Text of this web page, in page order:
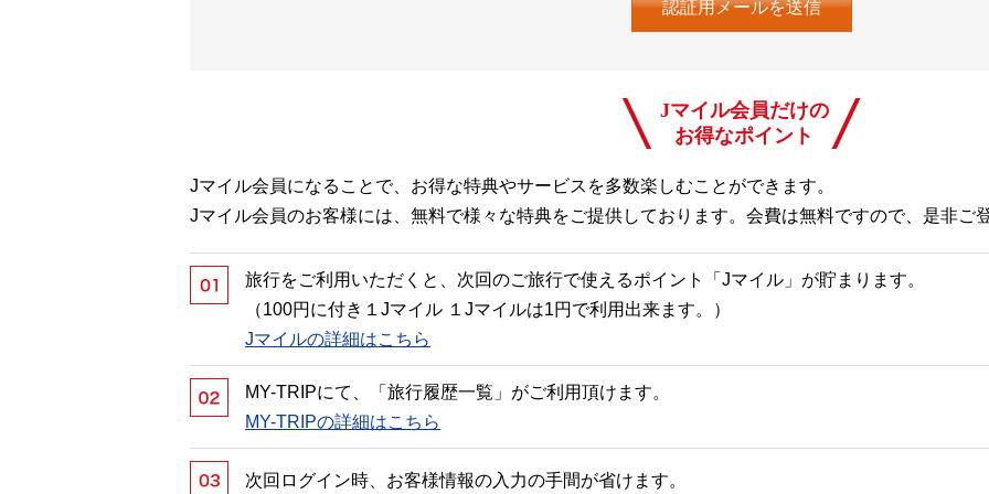
Jマイル会員だけの
お得なポイント
Jマイル会員になることで、お得な特典やサービスを多数楽しむことができます。
Jマイル会員のお客様には、無料で様々な特典をご提供しております。会費は無料ですので、是非ご
旅行をご利用いただくと、次回のご旅行で使えるポイント「Jマイル」が貯まります。
（100円に付き１Jマイル １Jマイルは1円で利用出来ます。）
Jマイルの詳細はこちら
MY-TRIPにて、「旅行履歴一覧」がご利用頂けます。
MY-TRIPの詳細はこちら
次回ログイン時、お客様情報の入力の手間が省けます。